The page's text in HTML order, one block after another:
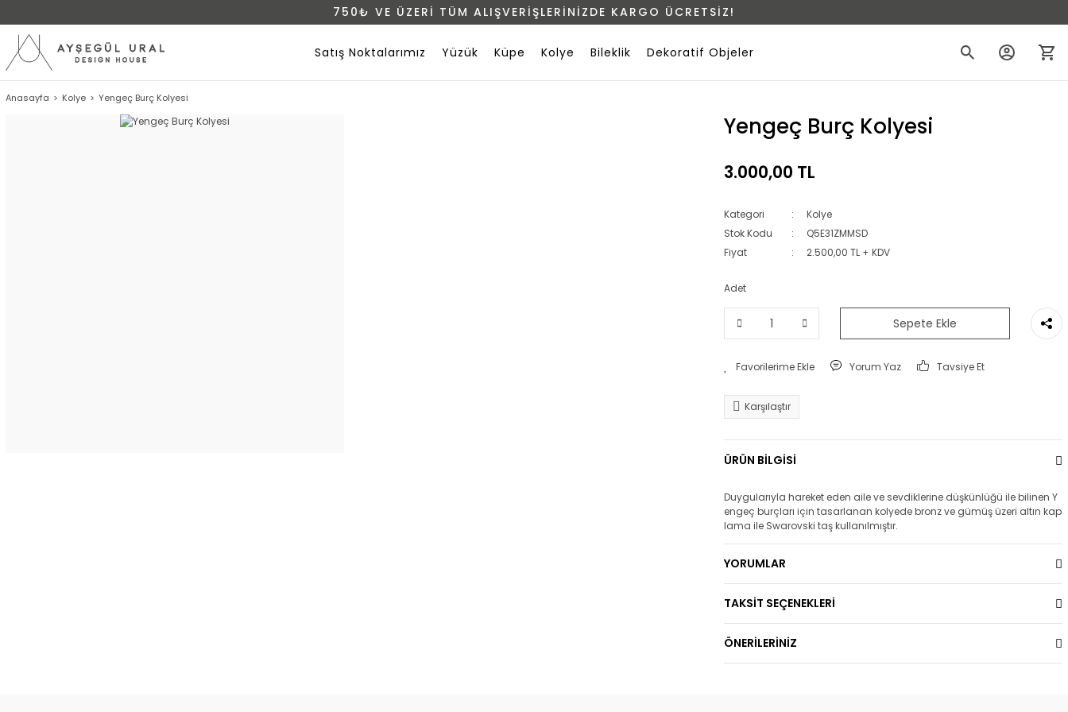
750₺ VE ÜZERİ TÜM ALIŞVERİŞLERİNİZDE KARGO ÜCRETSİZ!
Satış Noktalarımız Yüzük Küpe Kolye Bileklik Dekoratif Objeler
Anasayfa Kolye Yengeç Burç Kolyesi
Yengeç Burç Kolyesi
3.000,00 TL
Kategori
Kolye
Stok Kodu
Q5E31ZMMSD
Fiyat
2.500,00 TL + KDV
Adet
Sepete Ekle
Yorum Yaz Tavsiye Et
Karşılaştır
ÜRÜN BİLGİSİ
Duygularıyla hareket eden aile ve sevdiklerine düşkünlüğü ile bilinen Y
engeç burçları için tasarlanan kolyede bronz ve gümüş üzeri altın kap
lama ile Swarovski taş kullanılmıştır.
YORUMLAR
TAKSİT SEÇENEKLERİ
ÖNERİLERİNİZ